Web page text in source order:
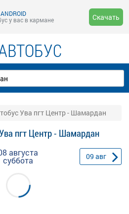
у вас в кармане
Скачать
Ува пгт Центр - Шамардан
пгт Центр - Шамардан
августа
суббота 09 авг